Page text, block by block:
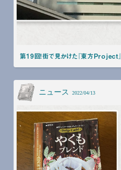
第19回！街で見かけた『東方Project』
ニュース 2022/04/13